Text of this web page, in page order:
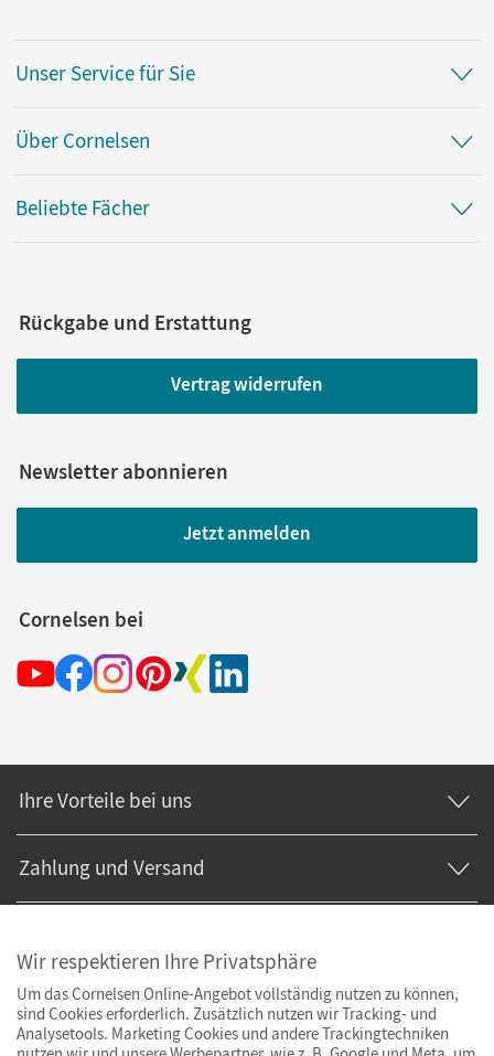
Unser Service für Sie
Über Cornelsen
Beliebte Fächer
Rückgabe und Erstattung
Vertrag widerrufen
Newsletter abonnieren
Jetzt anmelden
Cornelsen bei
Ihre Vorteile bei uns
Zahlung und Versand
Wir respektieren Ihre Privatsphäre
Um das Cornelsen Online-Angebot vollständig nutzen zu können,
sind Cookies erforderlich. Zusätzlich nutzen wir Tracking- und
Analysetools. Marketing Cookies und andere Trackingtechniken